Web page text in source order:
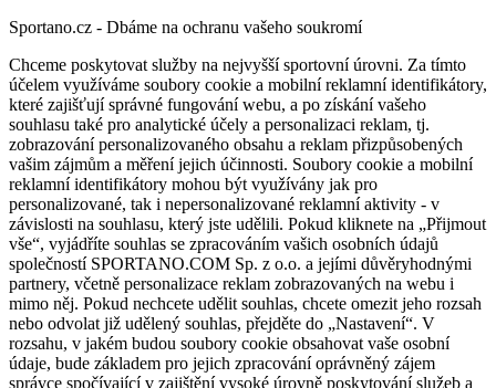
Sportano.cz - Dbáme na ochranu vašeho soukromí
Chceme poskytovat služby na nejvyšší sportovní úrovni. Za tímto
účelem využíváme soubory cookie a mobilní reklamní identifikátory,
které zajišťují správné fungování webu, a po získání vašeho
souhlasu také pro analytické účely a personalizaci reklam, tj.
zobrazování personalizovaného obsahu a reklam přizpůsobených
vašim zájmům a měření jejich účinnosti. Soubory cookie a mobilní
reklamní identifikátory mohou být využívány jak pro
personalizované, tak i nepersonalizované reklamní aktivity - v
závislosti na souhlasu, který jste udělili. Pokud kliknete na „Přijmout
vše“, vyjádříte souhlas se zpracováním vašich osobních údajů
společností SPORTANO.COM Sp. z o.o. a jejími důvěryhodnými
partnery, včetně personalizace reklam zobrazovaných na webu i
mimo něj. Pokud nechcete udělit souhlas, chcete omezit jeho rozsah
nebo odvolat již udělený souhlas, přejděte do „Nastavení“. V
rozsahu, v jakém budou soubory cookie obsahovat vaše osobní
údaje, bude základem pro jejich zpracování oprávněný zájem
správce spočívající v zajištění vysoké úrovně poskytování služeb a